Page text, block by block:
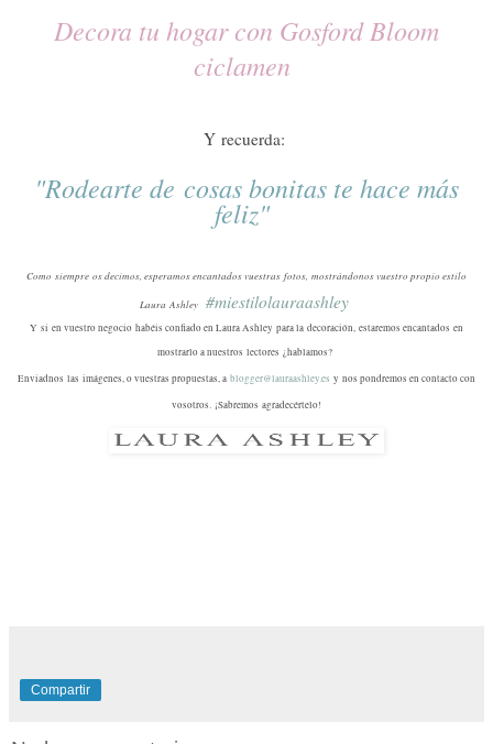
Decora tu hogar con Gosford Bloom
ciclamen
Y recuerda:
"Rodearte de cosas bonitas te hace más
feliz"
Como siempre os decimos, esperamos encantados vuestras fotos, mostrándonos vuestro propio estilo
Laura Ashley #miestilolauraashley
Y si en vuestro negocio habéis confiado en Laura Ashley para la decoración, estaremos encantados en
mostrarlo a nuestros lectores ¿hablamos?
Enviadnos las imágenes, o vuestras propuestas, a blogger@lauraashley.es y nos pondremos en contacto con
vosotros. ¡Sabremos agradecértelo!
Compartir